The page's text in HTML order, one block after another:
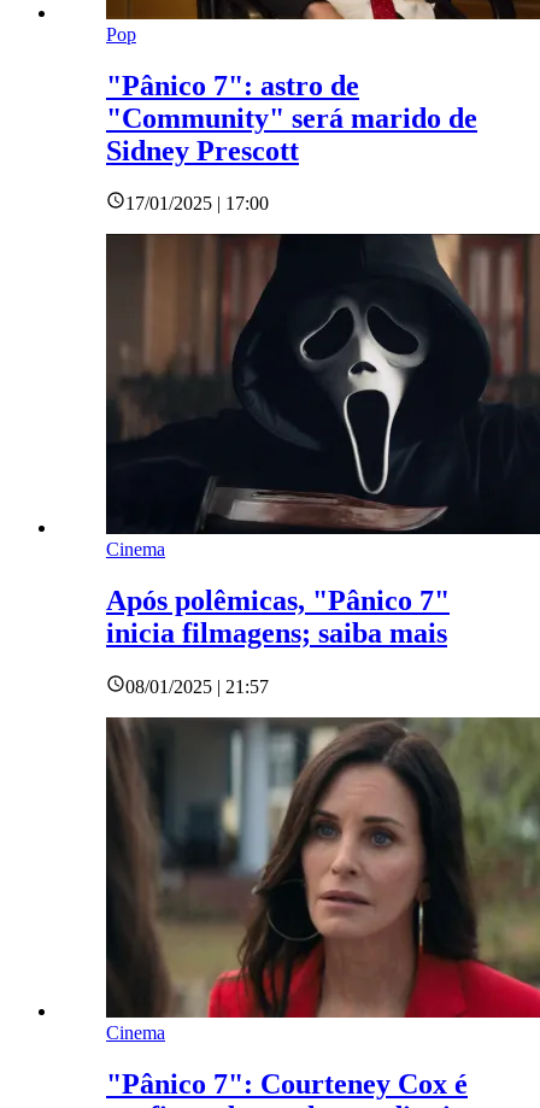
Pop
"Pânico 7": astro de
"Community" será marido de
Sidney Prescott
17/01/2025 | 17:00
Cinema
Após polêmicas, "Pânico 7"
inicia filmagens; saiba mais
08/01/2025 | 21:57
Cinema
"Pânico 7": Courteney Cox é